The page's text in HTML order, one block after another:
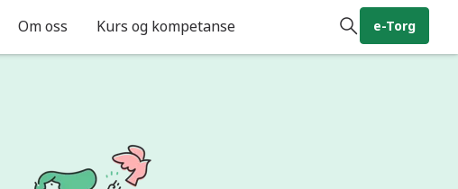
Om oss Kurs og kompetanse e-Torg